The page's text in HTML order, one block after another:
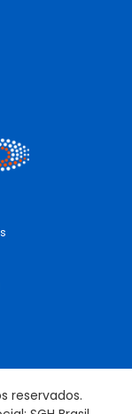
reservados.